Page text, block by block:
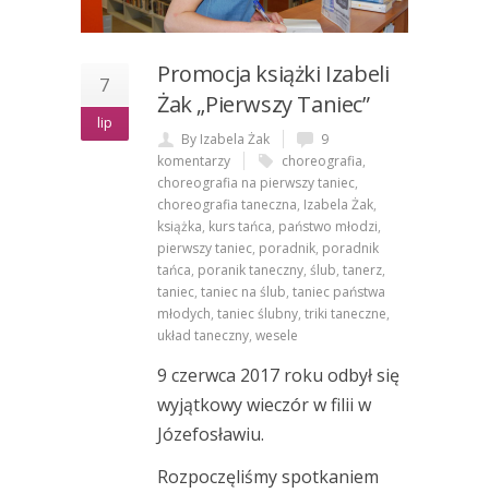
7
lip
Promocja książki Izabeli
Żak „Pierwszy Taniec”
By Izabela Żak
9
komentarzy
choreografia,
choreografia na pierwszy taniec,
choreografia taneczna, Izabela Żak,
książka, kurs tańca, państwo młodzi,
pierwszy taniec, poradnik, poradnik
tańca, poranik taneczny, ślub, tanerz,
taniec, taniec na ślub, taniec państwa
młodych, taniec ślubny, triki taneczne,
układ taneczny, wesele
9 czerwca 2017 roku odbył się
wyjątkowy wieczór w filii w
Józefosławiu.
Rozpoczęliśmy spotkaniem